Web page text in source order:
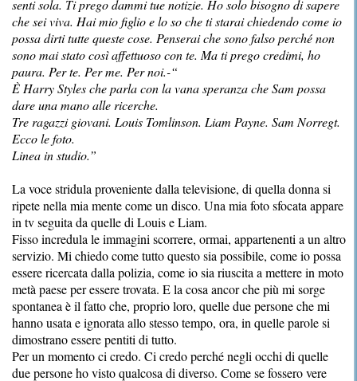
senti sola. Ti prego dammi tue notizie. Ho solo bisogno di sapere
che sei viva. Hai mio figlio e lo so che ti starai chiedendo come io
possa dirti tutte queste cose. Penserai che sono falso perché non
sono mai stato così affettuoso con te. Ma ti prego credimi, ho
paura. Per te. Per me. Per noi.-“
È Harry Styles che parla con la vana speranza che Sam possa
dare una mano alle ricerche.
Tre ragazzi giovani. Louis Tomlinson. Liam Payne. Sam Norregt.
Ecco le foto.
Linea in studio.”
La voce stridula proveniente dalla televisione, di quella donna si
ripete nella mia mente come un disco. Una mia foto sfocata appare
in tv seguita da quelle di Louis e Liam.
Fisso incredula le immagini scorrere, ormai, appartenenti a un altro
servizio. Mi chiedo come tutto questo sia possibile, come io possa
essere ricercata dalla polizia, come io sia riuscita a mettere in moto
metà paese per essere trovata. E la cosa ancor che più mi sorge
spontanea è il fatto che, proprio loro, quelle due persone che mi
hanno usata e ignorata allo stesso tempo, ora, in quelle parole si
dimostrano essere pentiti di tutto.
Per un momento ci credo. Ci credo perché negli occhi di quelle
due persone ho visto qualcosa di diverso. Come se fossero vere